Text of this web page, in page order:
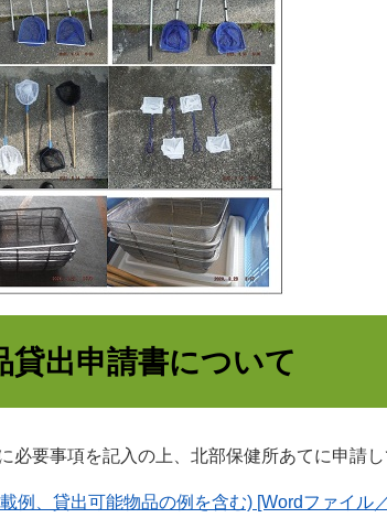
貸出申請書について
要事項を記入の上、北部保健所あてに申請し
例、貸出可能物品の例を含む) [Wordファイル